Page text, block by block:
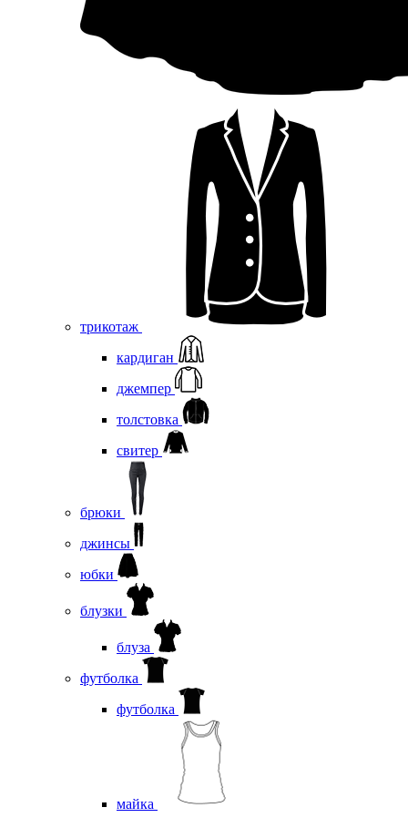
трикотаж
кардиган
джемпер
толстовка
свитер
брюки
джинсы
юбки
блузки
блуза
футболка
футболка
майка